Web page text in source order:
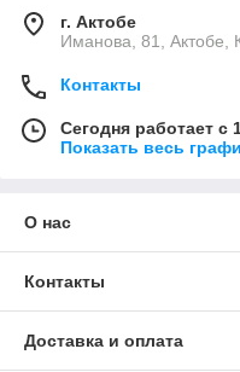
г. Актобе
Иманова, 81, Актобе,
Контакты
Сегодня работает с
Показать весь
О нас
Контакты
Доставка и оплата